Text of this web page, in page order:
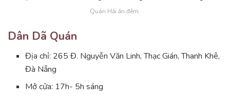
Quán Hải ăn đêm.
Dân Dã Quán
Địa chỉ: 265 Đ. Nguyễn Văn Linh, Thạc Gián, Thanh Khê,
Đà Nẵng
Mở cửa: 17h- 5h sáng